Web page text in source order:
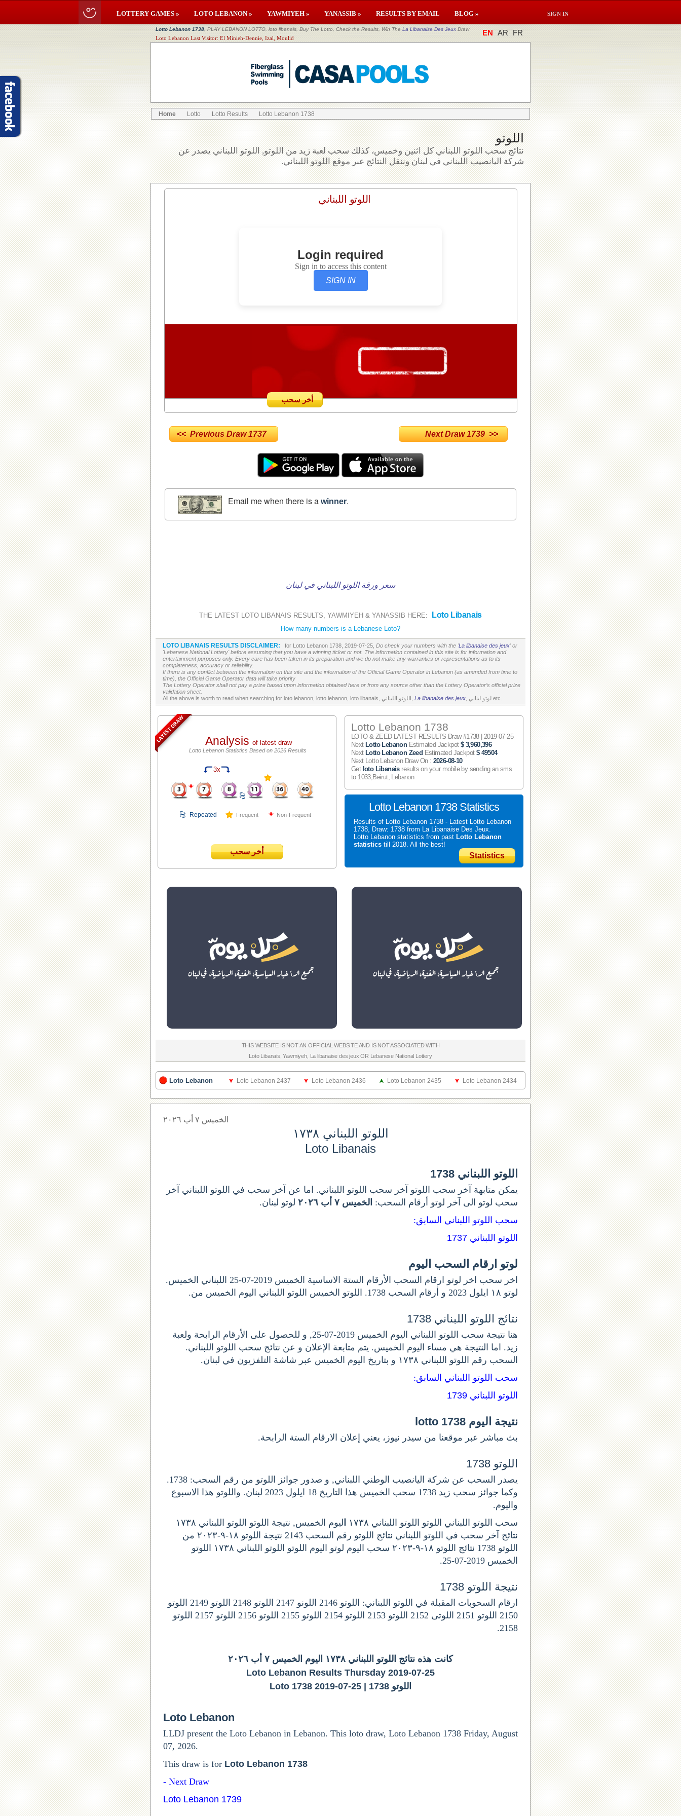
LOTTERY GAMES » LOTO LEBANON » YAWMIYEH » YANASSIB » RESULTS BY EMAIL BLOG » SIGN IN
Lotto Lebanon 1738 , PLAY LEBANON LOTTO, loto libanais, Buy The Lotto, Check the Results, Win The La Libanaise Des Jeux Draw
Loto Lebanon Last Visitor: El Minieh-Dennie, Izal, Moulid
EN AR FR
Home Lotto Lotto Results Lotto Lebanon 1738
اللوتو
نتائج سحب اللوتو اللبناني كل اثنين وخميس، كذلك سحب لعبة زيد من اللوتو, اللوتو اللبناني يصدر عن
شركة اليانصيب اللبناني في لبنان وننقل النتائج عبر موقع اللوتو اللبناني.
اللوتو اللبناني
Login required
Sign in to access this content
SIGN IN
أخر سحب
<< Previous Draw 1737 Next Draw 1739 >>
Email me when there is a winner.
سعر ورقة اللوتو اللبناني في لبنان
THE LATEST LOTO LIBANAIS RESULTS, YAWMIYEH & YANASSIB HERE: Loto Libanais
How many numbers is a Lebanese Loto?
LOTO LIBANAIS RESULTS DISCLAIMER: for Lotto Lebanon 1738, 2019-07-25, Do check your numbers with the 'La libanaise des jeux' or
'Lebanese National Lottery' before assuming that you have a winning ticket or not. The information contained in this site is for information and
entertainment purposes only. Every care has been taken in its preparation and we do not make any warranties or representations as to its
completeness, accuracy or reliability.
If there is any conflict between the information on this site and the information of the Official Game Operator in Lebanon (as amended from time to
time), the Official Game Operator data will take priority
The Lottery Operator shall not pay a prize based upon information obtained here or from any source other than the Lottery Operator’s official prize
validation sheet.
La libanaise des jeux , لوتو لبناني etc..
LATEST DRAW Analysis of latest draw
Lotto Lebanon Statistics Based on 2026 Results
3x
Repeated Frequent Non-Frequent
أخر سحب
Lotto Lebanon 1738
LOTO & ZEED LATEST RESULTS Draw #1738 | 2019-07-25
Next Lotto LebanonEstimated Jackpot $ 3,960,396
Next Lotto Lebanon Zeed Estimated Jackpot $ 49504
Next Lotto Lebanon Draw On : 2026-08-10
Get loto Libanaisresults on your mobile by sending an sms
to 1033,Beirut, Lebanon
Lotto Lebanon 1738 Statistics
Results of Lotto Lebanon 1738 - Latest Lotto Lebanon
1738, Draw: 1738 from La Libanaise Des Jeux.
Lotto Lebanon statistics from past Lotto Lebanon
statistics till 2018. All the best!
Statistics
THIS WEBSITE IS NOT AN OFFICIAL WEBSITE AND IS NOT ASSOCIATED WITH
Loto Libanais ,Yawmiyeh, La libanaise des jeux OR Lebanese National Lottery
Loto Lebanon Loto Lebanon 2437 Loto Lebanon 2436 Loto Lebanon 2435 Loto Lebanon 2434
الخميس ٧ أب ٢٠٢٦
اللوتو اللبناني ١٧٣٨
Loto Libanais
اللوتو اللبناني 1738
يمكن متابهة آخر سحب اللوتو آخر سحب اللوتو اللبناني. اما عن آخر سحب في اللوتو اللبناني آخر
سحب لوتو الى آخر لوتو أرقام السحب: الخميس ٧ أب ٢٠٢٦
لوتو لبنان.
سحب اللوتو اللبناني السابق:
اللوتو اللبناني 1737
لوتو ارقام السحب اليوم
اخر سحب اخر لوتو ارقام السحب الأرقام الستة الاساسية الخميس 2019-07-25 اللبناني الخميس.
لوتو ١٨ ايلول 2023 و أرقام السحب 1738. اللوتو الخميس اللوتو اللبناني اليوم الخميس من.
نتائج اللوتو اللبناني 1738
هنا نتيجة سحب اللوتو اللبناني اليوم الخميس 2019-07-25, و للحصول على الأرقام الرابحة ولعبة
زيد. اما النتيجة هي مساء اليوم الخميس. يتم متابعة الإعلان و عن نتائج سحب اللوتو اللبناني.
السحب رقم اللوتو اللبناني ١٧٣٨
و بتاريخ اليوم الخميس عبر شاشة التلفزيون في لبنان.
سحب اللوتو اللبناني السابق:
اللوتو اللبناني 1739
نتيجة اليوم lotto 1738
بث مباشر عبر موقعنا من سيدر نيوز، يعني إعلان الارقام الستة الرابحة.
اللوتو 1738
يصدر السحب عن شركة اليانصيب الوطني اللبناني, و صدور جوائز اللوتو من رقم السحب: 1738.
وكما جوائز سحب زيد 1738 سحب الخميس هذا التاريخ 18 ايلول 2023 لبنان. واللوتو هذا الاسبوع
واليوم.
سحب اللوتو اللبناني اللوتو اللوتو اللبناني ١٧٣٨
ليوم الخميس, نتيجة اللوتو اللوتو اللبناني ١٧٣٨
نتائج آخر سحب في اللوتو اللبناني نتائج اللوتو رقم السحب 2143 نتيجة اللوتو ١٨-٩-٢٠٢٣ من
اللوتو 1738 نتائج اللوتو ١٨-٩-٢٠٢٣ سحب اليوم لوتو اليوم اللوتو اللوتو اللبناني ١٧٣٨ اللوتو
الخميس 2019-07-25.
نتيجة اللوتو 1738
ارقام السحوبات المقبلة في اللوتو اللبناني: اللوتو 2146 اللونو 2147 اللوتو 2148 اللوتو 2149 اللوتو
2150 اللوتو 2151 اللوتى 2152 اللوتو 2153 اللوتو 2154 اللوتو 2155 اللوتو 2156 اللوتو 2157 اللوتو
2158.
كانت هذه نتائج اللوتو اللبناني ١٧٣٨ اليوم الخميس ٧ أب ٢٠٢٦
Loto Lebanon Results Thursday 2019-07-25
اللوتو 1738 | Loto 1738 2019-07-25
Loto Lebanon
LLDJ present the Loto Lebanon in Lebanon. This loto draw, Loto Lebanon 1738 Friday, August
07, 2026.
This draw is for Loto Lebanon 1738
Next Draw -
Loto Lebanon 1739